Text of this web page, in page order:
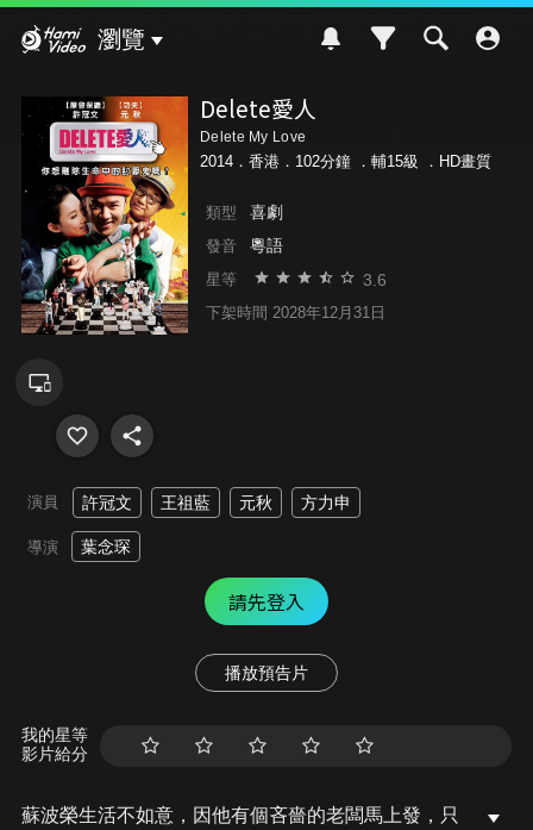
瀏覽
Delete愛人
Delete My Love
2014．香港．102分鐘 ． 輔15級 ．HD畫質
類型 喜劇
發音 粵語
星等 3.6
下架時間 2028年12月31日
演員 許冠文 王祖藍 元秋 方力申
導演 葉念琛
請先登入
播放預告片
我的星等
影片給分
蘇波榮生活不如意，因他有個吝嗇的老闆馬上發，只